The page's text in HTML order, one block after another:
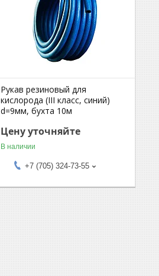
Рукав резиновый для
кислорода (III класс, синий)
d=9мм, бухта 10м
Цену уточняйте
В наличии
+7 (705) 324-73-55